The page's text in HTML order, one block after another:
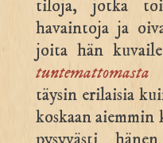
tiloja, jotka
havaintoja ja
joita hän
tuntemattomasta
täysin erilaisia
koskaan